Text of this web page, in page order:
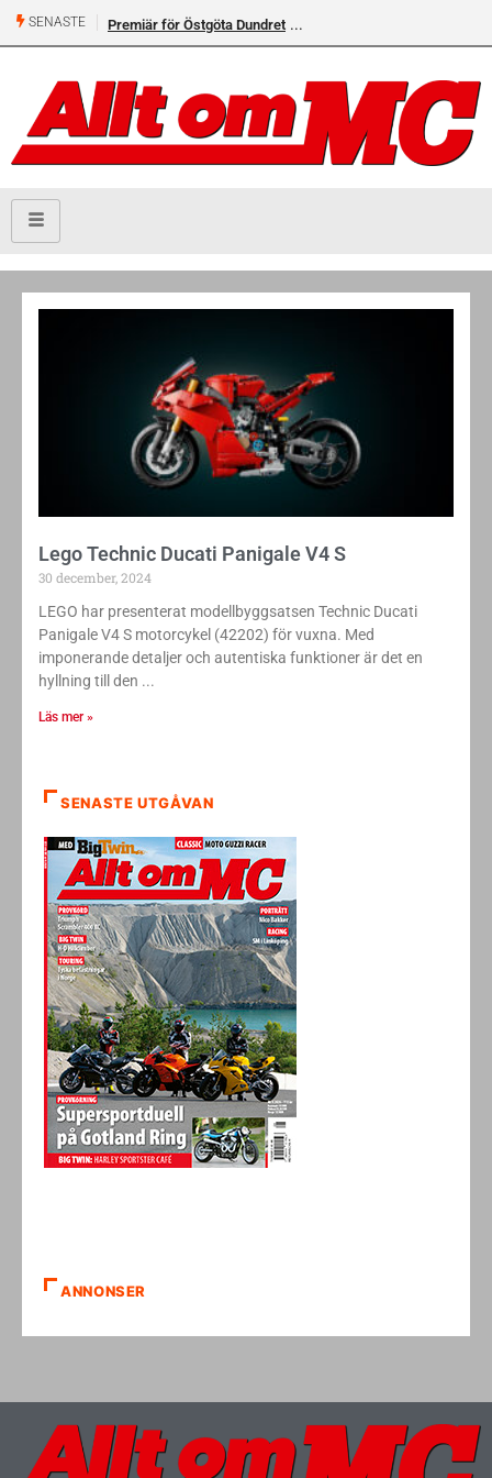
SENASTE Premiär för Östgöta Dundret
Lego Technic Ducati Panigale V4 S
30 december, 2024
LEGO har presenterat modellbyggsatsen Technic Ducati
Panigale V4 S motorcykel (42202) för vuxna. Med
imponerande detaljer och autentiska funktioner är det en
hyllning till den
Läs mer »
SENASTE UTGÅVAN
ANNONSER